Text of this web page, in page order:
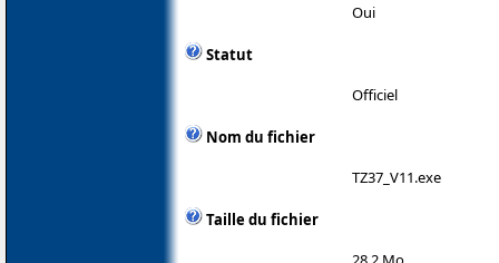
Oui
Statut
Officiel
Nom du fichier
TZ37_V11.exe
Taille du fichier